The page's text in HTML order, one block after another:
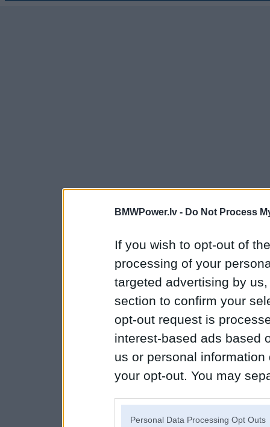
BMWPower.lv - Do Not Process
If you wish to opt-out of
processing of your
targeted advertising by
section to confirm your
opt-out request is
interest-based ads based
us or personal
your opt-out. You may
Personal Data Processing Opt Outs